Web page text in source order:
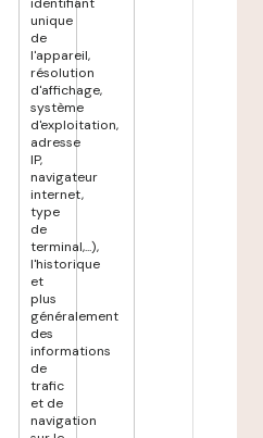
unique
de
l'appareil,
résolution
d'affichage,
système
d'exploitation,
adresse
IP,
navigateur
internet,
type
de
terminal,...),
l'historique
et
plus
généralement
des
informations
de
trafic
et de
navigation